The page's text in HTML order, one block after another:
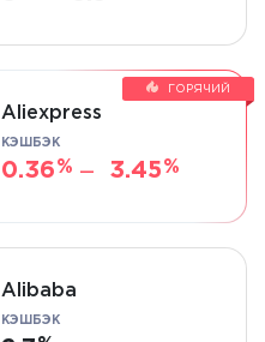
ГОРЯЧИЙ
Aliexpress
КЭШБЭК
0.36 — 3.45
Alibaba
КЭШБЭК